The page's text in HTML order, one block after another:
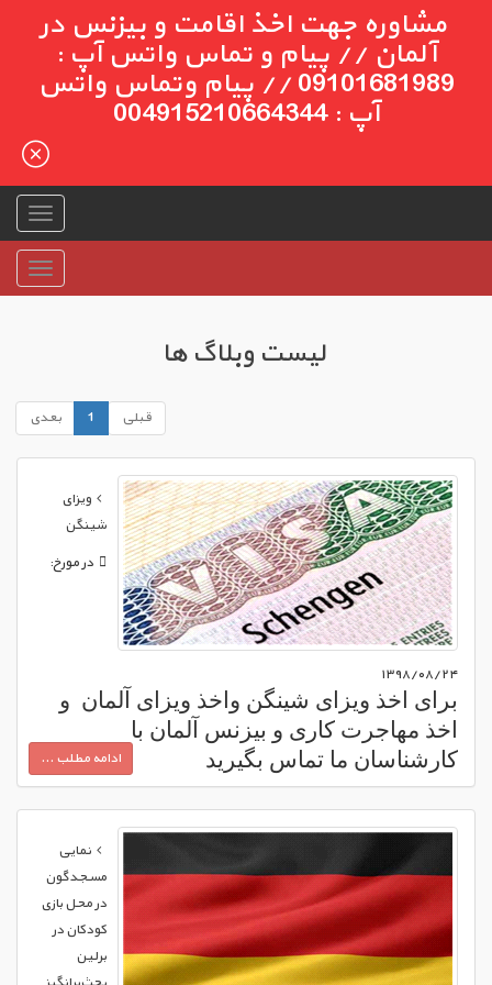
مشاوره جهت اخذ اقامت و بیزنس در
آلمان // پیام و تماس واتس آپ :
09101681989 // پیام وتماس واتس
آپ : 004915210664344
لیست وبلاگ ها
قبلی 1 بعدی
ویزای
شینگن
در مورخ:
۱۳۹۸/۰۸/۲۴
برای اخذ ویزای شینگن واخذ ویزای آلمان و
اخذ مهاجرت کاری و بیزنس آلمان با
کارشناسان ما تماس بگیرید
تماس:
09121239044
ویزای شینگن
منطقه و حوزه شینگن در اصطلاح به منطقه‌ای در
اروپا اطلاق می‌شود که۲۶کشور حاضر در آن نیاز
ادامه مطلب ...
نمایی
مسجدگون
در محل بازی
کودکان در
برلین